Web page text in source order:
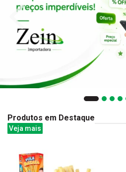
Produtos em Destaque
Veja mais